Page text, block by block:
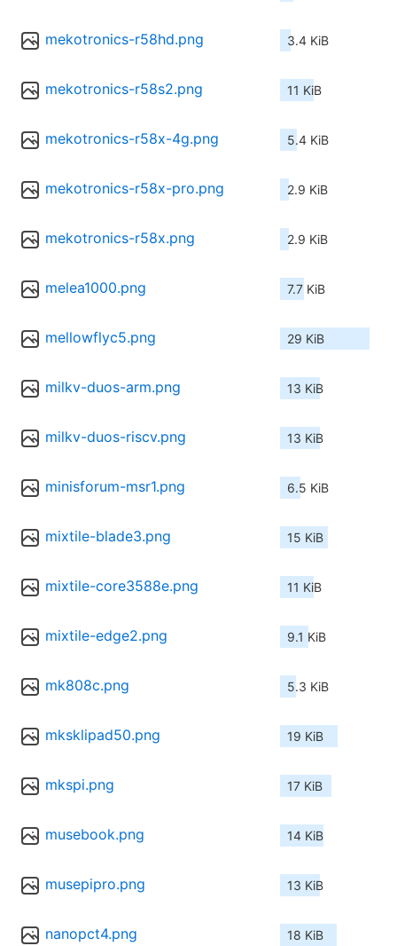
mekotronics-r58hd.png 3.4 KiB
mekotronics-r58s2.png 11 KiB
mekotronics-r58x-4g.png 5.4 KiB
mekotronics-r58x-pro.png 2.9 KiB
mekotronics-r58x.png 2.9 KiB
melea1000.png 7.7 KiB
mellowflyc5.png 29 KiB
milkv-duos-arm.png 13 KiB
milkv-duos-riscv.png 13 KiB
minisforum-msr1.png 6.5 KiB
mixtile-blade3.png 15 KiB
mixtile-core3588e.png 11 KiB
mixtile-edge2.png 9.1 KiB
mk808c.png 5.3 KiB
mksklipad50.png 19 KiB
mkspi.png 17 KiB
musebook.png 14 KiB
musepipro.png 13 KiB
nanopct4.png 18 KiB